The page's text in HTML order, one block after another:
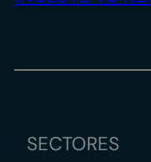
SECTORES